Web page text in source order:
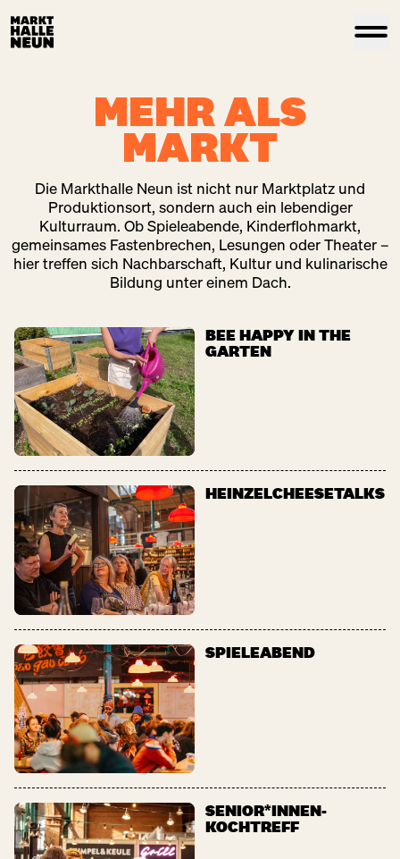
MEHR ALS
MARKT
Die Markthalle Neun ist nicht nur Marktplatz und
Produktionsort, sondern auch ein lebendiger
Kulturraum. Ob Spieleabende, Kinderflohmarkt,
gemeinsames Fastenbrechen, Lesungen oder Theater –
hier treffen sich Nachbarschaft, Kultur und kulinarische
Bildung unter einem Dach.
BEE HAPPY IN THE
GARTEN
HEINZELCHEESETALKS
SPIELEABEND
SENIOR*INNEN-
KOCHTREFF